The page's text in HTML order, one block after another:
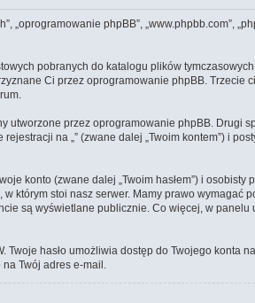
„oprogramowanie phpBB”, „www.phpbb.com”,
pobranych do katalogu plików
Ci przez oprogramowanie phpBB. Trzecie
utworzone przez oprogramowanie phpBB. Drugi
na „” (zwane dalej „Twoim kontem”) i
konto (zwane dalej „Twoim hasłem”) i osobisty
którym stoi nasz serwer. Mamy prawo wymagać
są wyświetlane publicznie. Co więcej, w panelu
hasło umożliwia dostęp do Twojego konta
na Twój adres e-mail.